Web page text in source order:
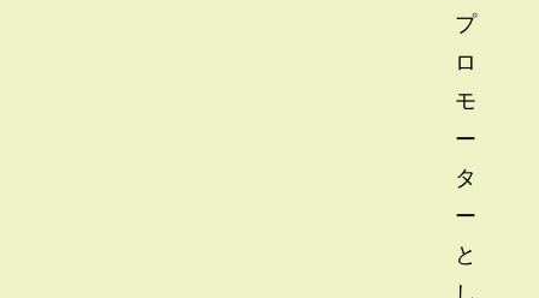
プ
ロ
モ
ー
タ
ー
と
し